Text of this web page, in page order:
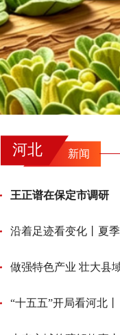
河北 新闻
王正谱在保定市调研
沿着足迹看变化丨夏
做强特色产业 壮大县
“十五五”开局看河北